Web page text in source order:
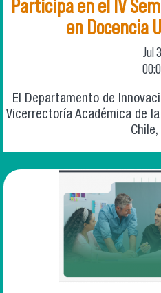
Participa en el IV
en Docencia
Jul
El Departamento de
Vicerrectoría Académica de